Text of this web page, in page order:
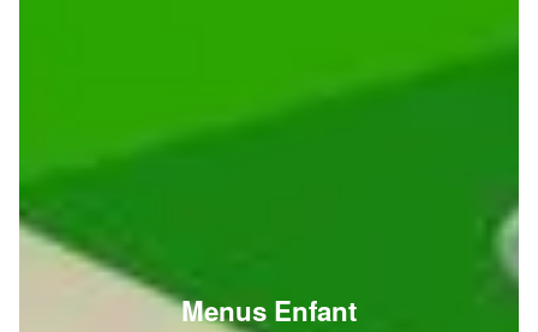
Menus Enfant